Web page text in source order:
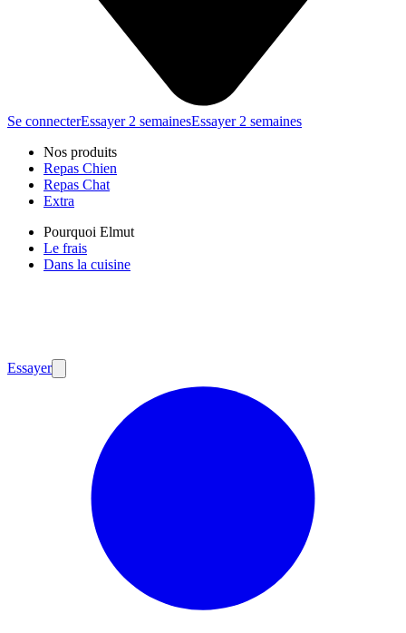
Se connecterEssayer 2 semainesEssayer 2 semaines
Nos produits
Repas Chien
Repas Chat
Extra
Pourquoi Elmut
Le frais
Dans la cuisine
Essayer